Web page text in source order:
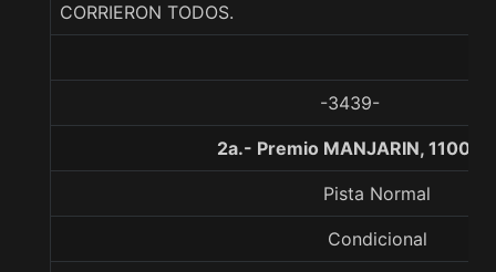
CORRIERON TODOS.
-3439-
2a.- Premio MANJARIN, 1100
Pista Normal
Condicional